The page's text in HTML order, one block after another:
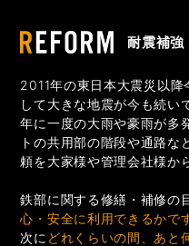
耐震補強
2011年の東日本大震災以降
して大きな地震が今も続い
年に一度の大雨や豪雨が多
トの共用部の階段や通路な
頼を大家様や管理会社様か
鉄部に関する修繕・補修の
心・安全に利用できるかで
次に どれくらいの間、あと